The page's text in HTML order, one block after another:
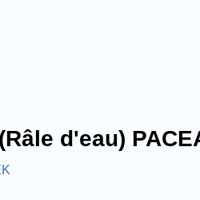
d'eau)